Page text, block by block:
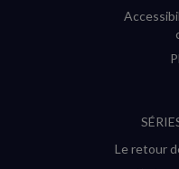
Le retour